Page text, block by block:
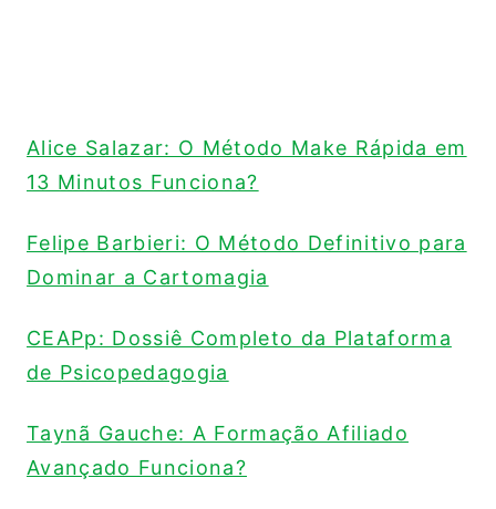
Alice Salazar: O Método Make Rápida em
13 Minutos Funciona?
Felipe Barbieri: O Método Definitivo para
Dominar a Cartomagia
CEAPp: Dossiê Completo da Plataforma
de Psicopedagogia
Taynã Gauche: A Formação Afiliado
Avançado Funciona?